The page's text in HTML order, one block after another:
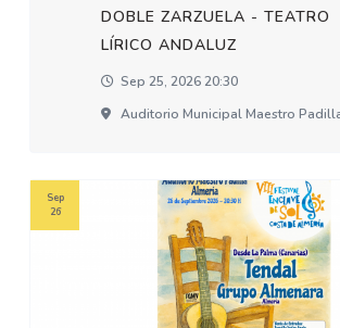
DOBLE ZARZUELA - TEATRO
LÍRICO ANDALUZ
Sep 25, 2026 20:30
Auditorio Municipal Maestro
Sep
26